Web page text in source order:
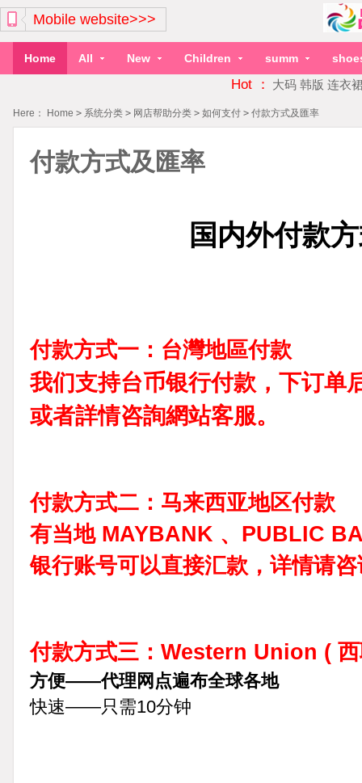
Mobile website>>>
Home All New Children summ
Hot ： 大码 韩版 连衣
Here： Home > 系统分类 > 网店帮助分类 > 如何支付 > 付款方式及匯率
付款方式及匯率
国内外付款
付款方式一：台灣地區付款
我们支持台币银行付款， 下订单
或者詳情咨詢網站客服。
付款方式二：马来西亚地区付款
有当地 MAYBANK 、PUBLIC
银行账号可以直接汇款，详情请
付款方式三： Western Union ( 西
方便——代理网点遍布全球各地
快速——只需10分钟